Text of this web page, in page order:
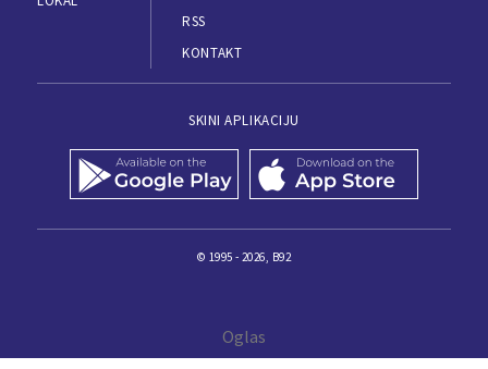
RSS
KONTAKT
SKINI APLIKACIJU
© 1995 - 2026, B92